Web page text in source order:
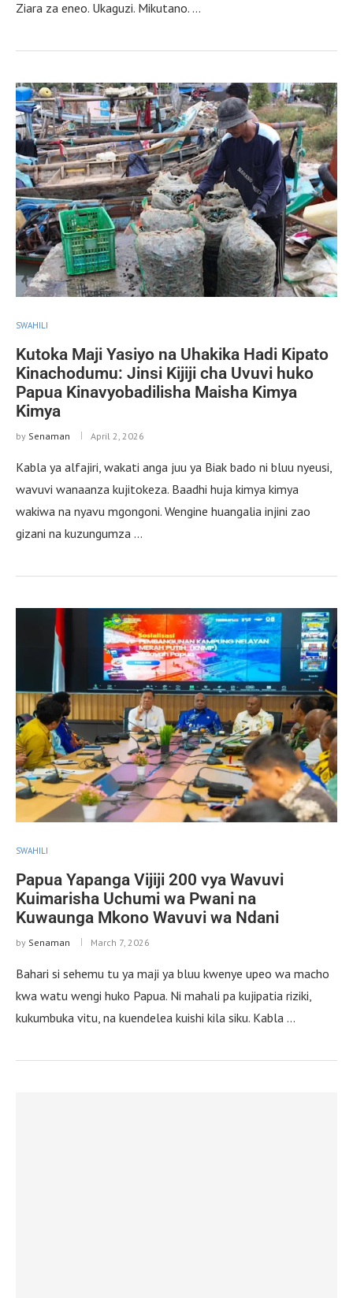
Ziara za eneo. Ukaguzi. Mikutano. …
SWAHILI
Kutoka Maji Yasiyo na Uhakika Hadi Kipato
Kinachodumu: Jinsi Kijiji cha Uvuvi huko
Papua Kinavyobadilisha Maisha Kimya
Kimya
by Senaman April 2, 2026
Kabla ya alfajiri, wakati anga juu ya Biak bado ni bluu nyeusi,
wavuvi wanaanza kujitokeza. Baadhi huja kimya kimya
wakiwa na nyavu mgongoni. Wengine huangalia injini zao
gizani na kuzungumza …
SWAHILI
Papua Yapanga Vijiji 200 vya Wavuvi
Kuimarisha Uchumi wa Pwani na
Kuwaunga Mkono Wavuvi wa Ndani
by Senaman March 7, 2026
Bahari si sehemu tu ya maji ya bluu kwenye upeo wa macho
kwa watu wengi huko Papua. Ni mahali pa kujipatia riziki,
kukumbuka vitu, na kuendelea kuishi kila siku. Kabla …